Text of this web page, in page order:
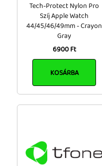
Tech-Protect Nylon Pro
Szíj Apple Watch
44/45/46/49mm - Crayon
Gray
6900 Ft
KOSÁRBA